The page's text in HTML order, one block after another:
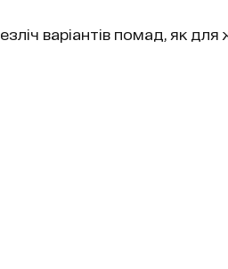
варіантів помад, як для